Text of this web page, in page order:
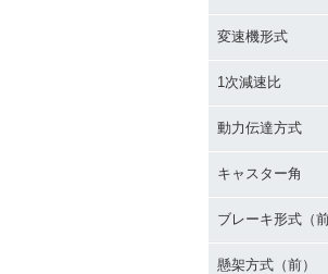
1990年 JOG・マ
変速機形式
1次減速比
動力伝達方式
キャスター角
ブレーキ形式（前
懸架方式（前）